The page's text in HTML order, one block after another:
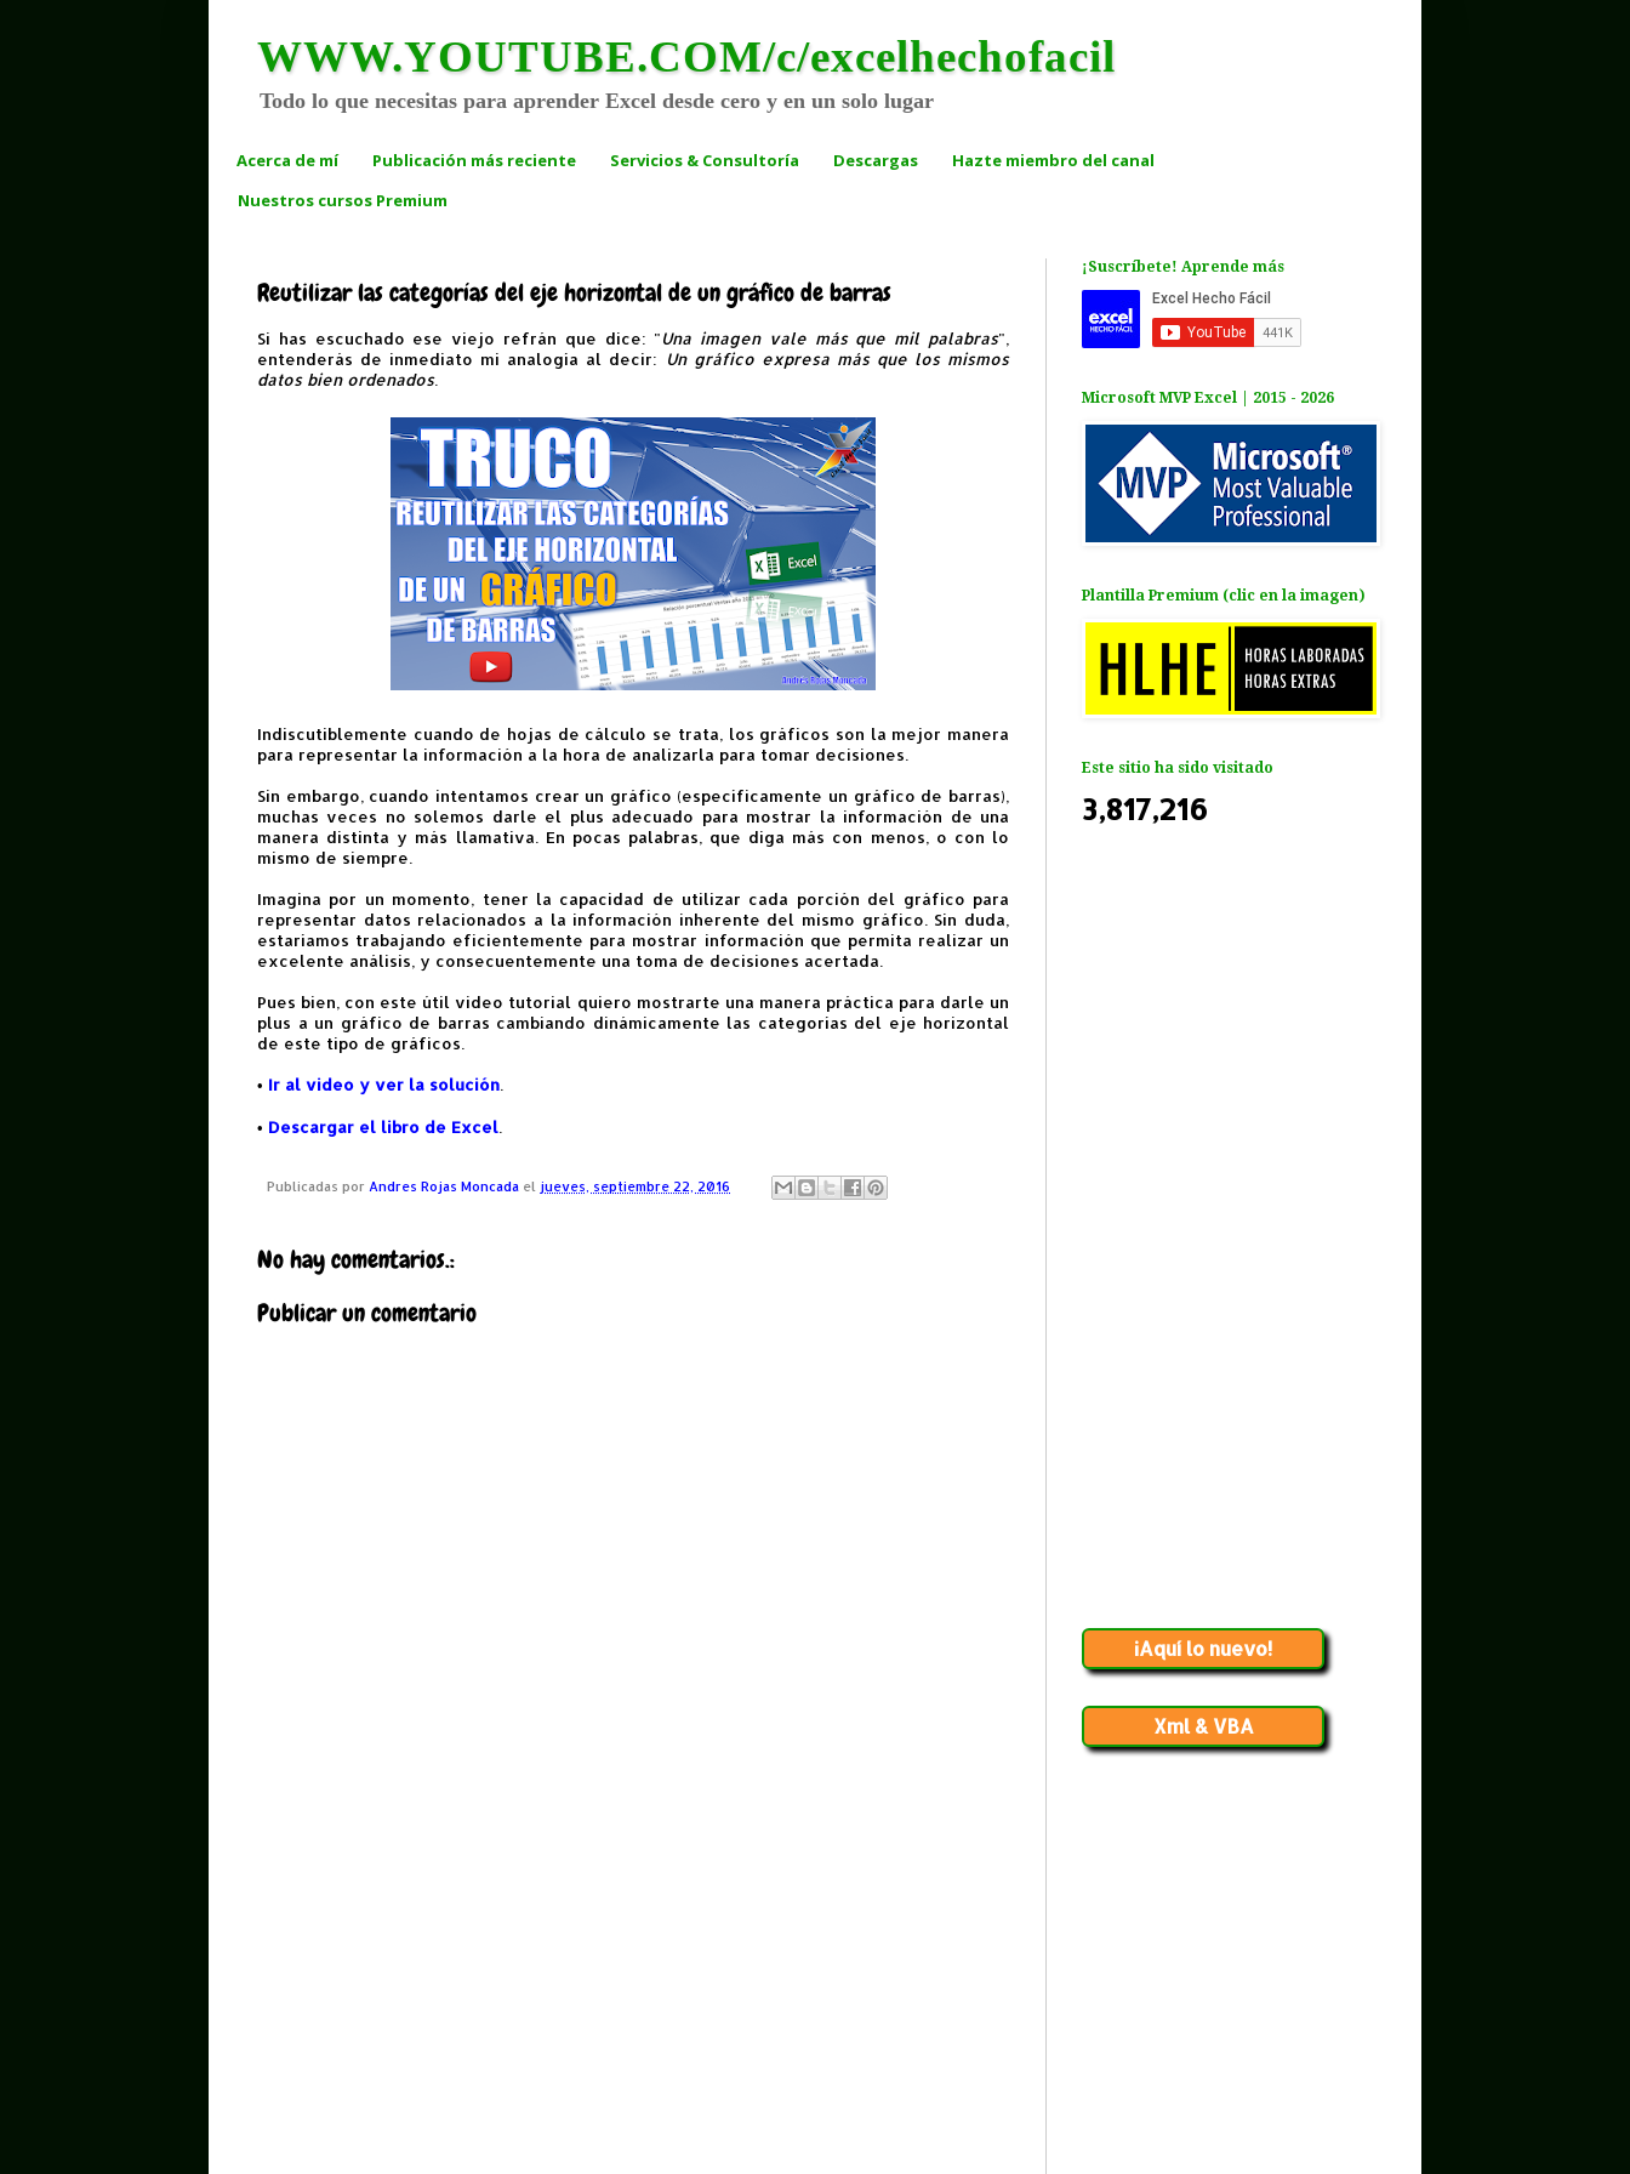
WWW.YOUTUBE.COM/c/excelhechofacil
Todo lo que necesitas para aprender Excel desde cero y en un solo lugar
Acerca de mí Publicación más reciente Servicios & Consultoría Descargas
Hazte miembro del canal
Nuestros cursos Premium
Reutilizar las categorías del eje horizontal de un gráfico de barras
Si has escuchado ese viejo refrán que dice: "Una imagen vale más que mil palabras",
entenderás de inmediato mi analogía al decir: Un gráfico expresa más que los mismos
datos bien ordenados.
Indiscutiblemente cuando de hojas de cálculo se trata, los gráficos son la mejor manera
para representar la información a la hora de analizarla para tomar decisiones.
Sin embargo, cuando intentamos crear un gráfico (específicamente un gráfico de barras),
muchas veces no solemos darle el plus adecuado para mostrar la información de una
manera distinta y más llamativa. En pocas palabras, que diga más con menos, o con lo
mismo de siempre.
Imagina por un momento, tener la capacidad de utilizar cada porción del gráfico para
representar datos relacionados a la información inherente del mismo gráfico. Sin duda,
estaríamos trabajando eficientemente para mostrar información que permita realizar un
excelente análisis, y consecuentemente una toma de decisiones acertada.
Pues bien, con este útil video tutorial quiero mostrarte una manera práctica para darle un
plus a un gráfico de barras cambiando dinámicamente las categorías del eje horizontal
de este tipo de gráficos.
• Ir al video y ver la solución
• Descargar el libro de Excel
Publicadas por Andres Rojas Moncada el jueves, septiembre 22, 2016
No hay comentarios.:
Publicar un comentario
¡Suscríbete! Aprende más
Microsoft MVP Excel | 2015 - 2026
Plantilla Premium (clic en la imagen)
Este sitio ha sido visitado
3,817,216
¡Aquí lo nuevo!
Xml & VBA